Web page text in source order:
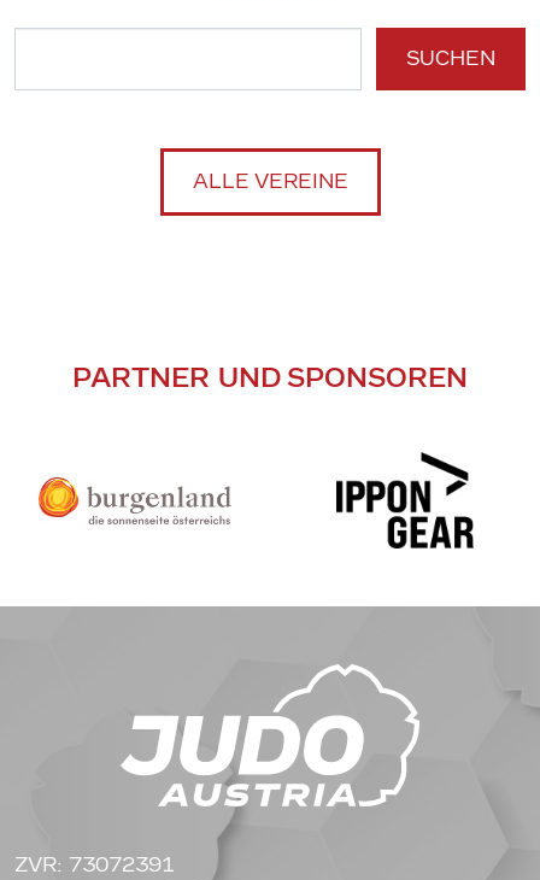
SUCHEN
ALLE VEREINE
PARTNER UND SPONSOREN
ZVR: 73072391